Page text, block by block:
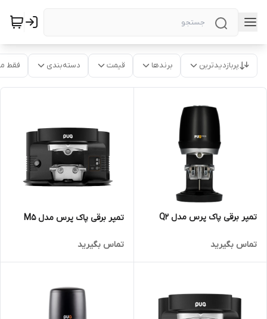
پربازدیدترین برندها قیمت دسته‌بندی فقط
تمپر برقی پاک پرس مدل Q2
تماس بگیرید
تمپر برقی پاک پرس مدل M5
تماس بگیرید